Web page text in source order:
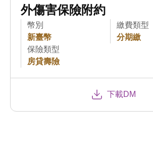
外傷害保險附約
幣別
新臺幣
繳費類型
分期繳
保險類型
房貸壽險
下載DM